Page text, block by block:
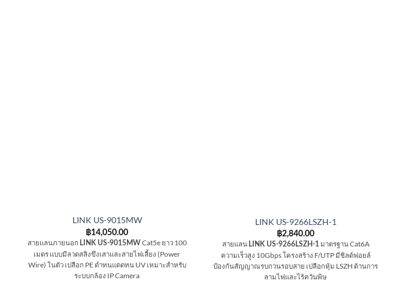
LINK US-9015MW
฿14,050.00
สายแลนภายนอก LINK US-9015MWCat5e ยาว 100
เมตร แบบมีลวดสลิงขึงเสาและสายไฟเลี้ยง (Power
Wire) ในตัว เปลือก PE ดำทนแดดทน UV เหมาะสำหรับ
ระบบกล้อง IP Camera
LINK US-9266LSZH-1
฿2,840.00
สายแลน LINK US-9266LSZH-1 มาตรฐาน Cat6A
ความเร็วสูง 10Gbps โครงสร้าง F/UTP มีชิลด์ฟอยล์
ป้องกันสัญญาณรบกวนรอบสาย เปลือกหุ้ม LSZH ต้านการ
ลามไฟและไร้ควันพิษ